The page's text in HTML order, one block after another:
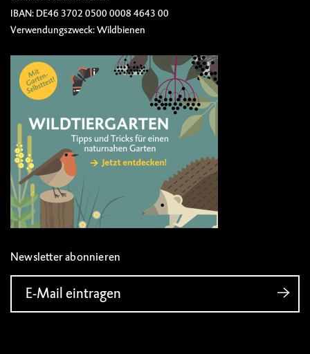
IBAN: DE46 3702 0500 0008 4643 00
Verwendungszweck: Wildbienen
Newsletter abonnieren
E-Mail eintragen